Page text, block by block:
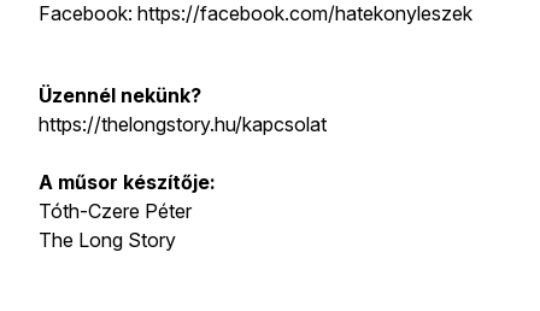
Facebook: https://facebook.com/hatekonyleszek
Üzennél nekünk?
https://thelongstory.hu/kapcsolat
A műsor készítője:
Tóth-Czere Péter
The Long Story